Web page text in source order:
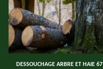
DESSOUCHAGE ARBRE ET HAIE 67